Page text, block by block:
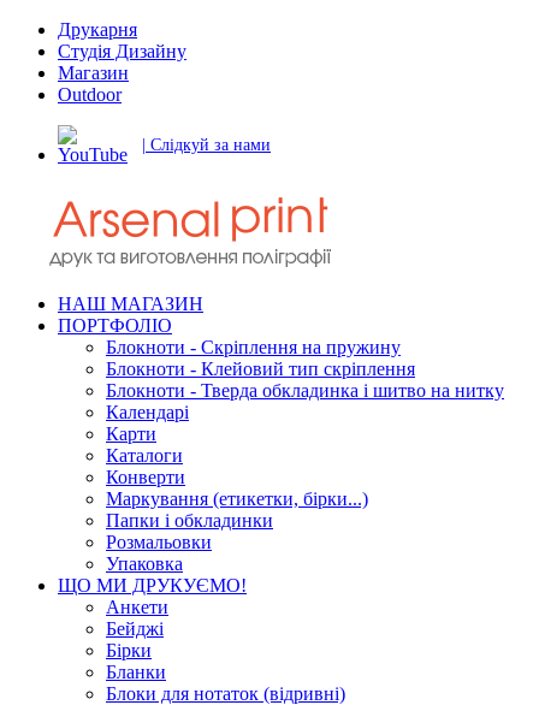
Друкарня
Студія Дизайну
Магазин
Outdoor
| Слідкуй за нами
НАШ МАГАЗИН
ПОРТФОЛІО
Блокноти - Скріплення на пружину
Блокноти - Клейовий тип скріплення
Блокноти - Тверда обкладинка і шитво на нитку
Календарі
Карти
Каталоги
Конверти
Маркування (етикетки, бірки...)
Папки і обкладинки
Розмальовки
Упаковка
ЩО МИ ДРУКУЄМО!
Анкети
Бейджі
Бірки
Бланки
Блоки для нотаток (відривні)